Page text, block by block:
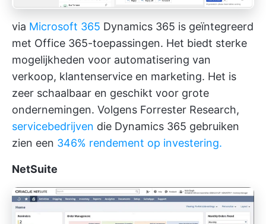
via Microsoft 365 Dynamics 365 is geïntegreerd
met Office 365-toepassingen. Het biedt sterke
mogelijkheden voor automatisering van
verkoop, klantenservice en marketing. Het is
zeer schaalbaar en geschikt voor grote
ondernemingen. Volgens Forrester Research,
servicebedrijven die Dynamics 365 gebruiken
zien een 346% rendement op investering.
NetSuite